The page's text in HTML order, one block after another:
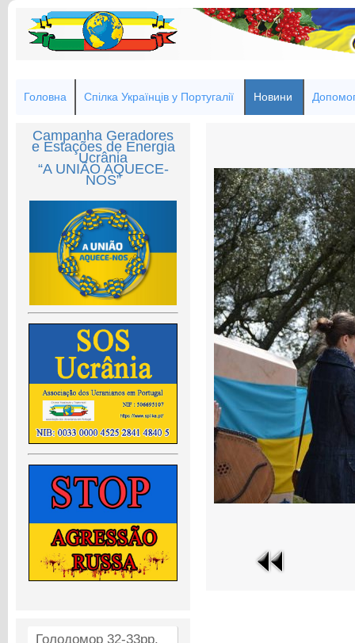
Головна Спілка Українців у Португалії Новини
Campanha Geradores
e Estações de Energia
Ucrânia
“A UNIÃO AQUECE-
NOS”
Голодомор 32-33рр.